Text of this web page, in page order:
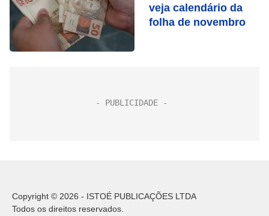
veja calendário da
folha de novembro
Copyright © 2026 - ISTOÉ PUBLICAÇÕES LTDA
Todos os direitos reservados.